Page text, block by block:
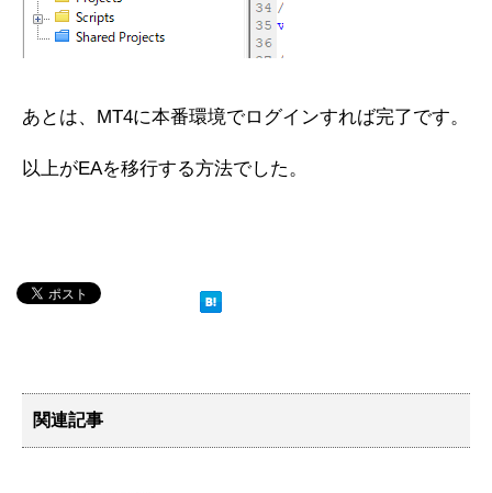
あとは、MT4に本番環境でログインすれば完了です。
以上がEAを移行する方法でした。
関連記事